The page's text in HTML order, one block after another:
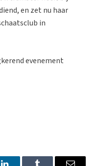
en zet nu haar
in
evenement